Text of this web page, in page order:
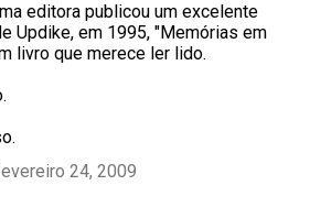
editora publicou um excelente
Updike, em 1995, "Memórias em
livro que merece ler lido.
24, 2009